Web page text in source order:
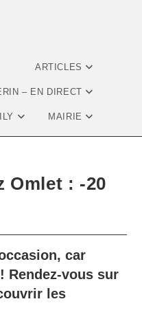
ARTICLES
– EN DIRECT
MAIRIE
Omlet : -20
car
Rendez-vous sur
les